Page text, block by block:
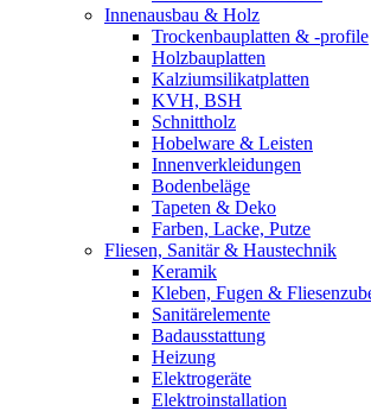
Innenausbau & Holz
Trockenbauplatten & -profile
Holzbauplatten
Kalziumsilikatplatten
KVH, BSH
Schnittholz
Hobelware & Leisten
Innenverkleidungen
Bodenbeläge
Tapeten & Deko
Farben, Lacke, Putze
Fliesen, Sanitär & Haustechnik
Keramik
Kleben, Fugen &
Sanitärelemente
Badausstattung
Heizung
Elektrogeräte
Elektroinstallation